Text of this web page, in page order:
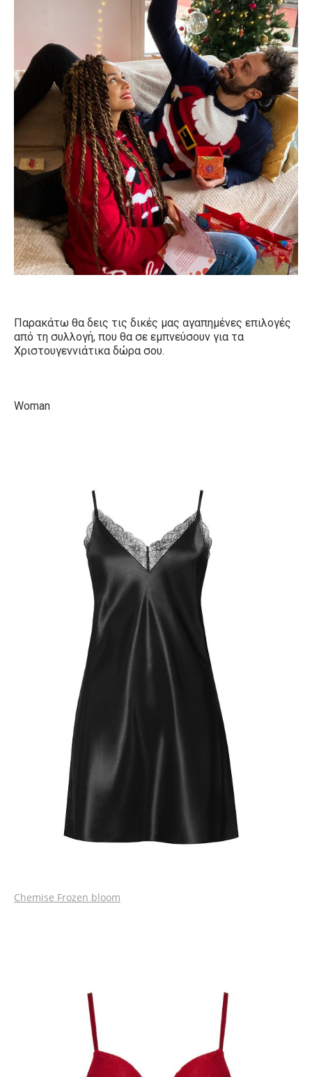
Παρακάτω θα δεις τις δικές μας αγαπημένες επιλογές
από τη συλλογή, που θα σε εμπνεύσουν για τα
Χριστουγεννιάτικα δώρα σου.
Woman
Chemise Frozen bloom